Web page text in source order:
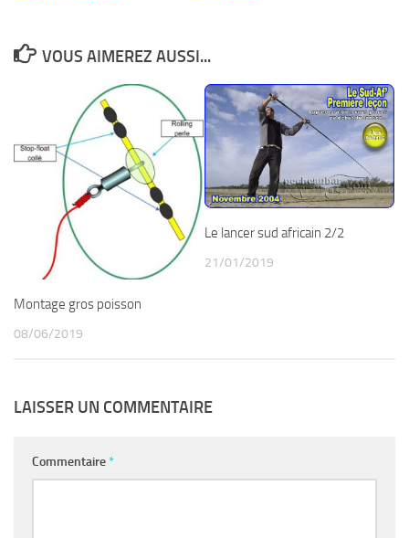
VOUS AIMEREZ AUSSI...
Montage gros poisson
08/06/2019
Le lancer sud africain 2/2
21/01/2019
LAISSER UN COMMENTAIRE
Commentaire *